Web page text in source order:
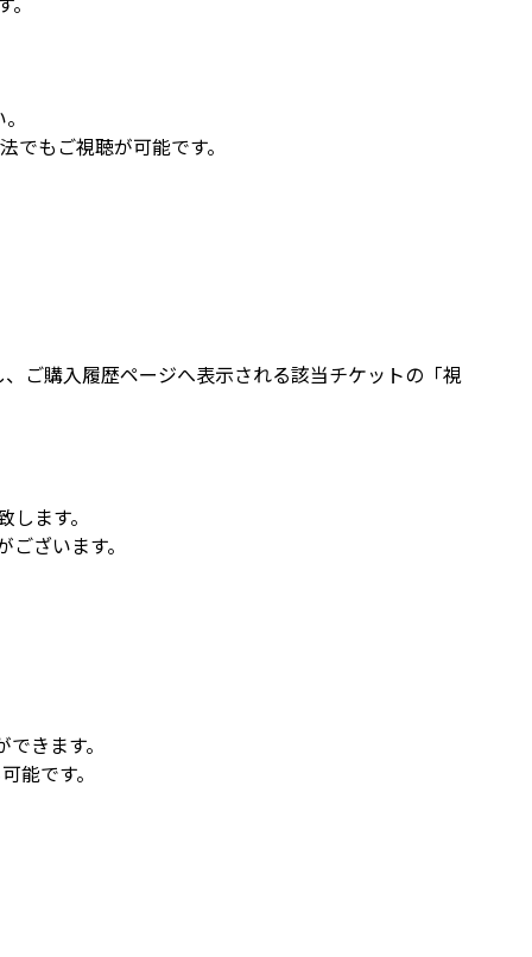
もご視聴が可能です。
ご購入履歴ページへ表示される該当チケットの「視
ます。
ざいます。
きます。
能です。